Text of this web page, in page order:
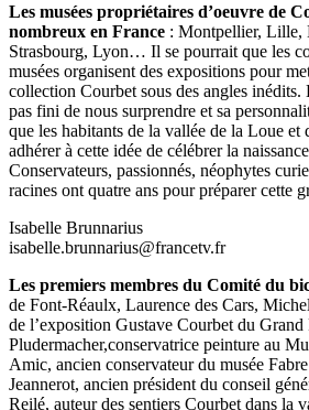
Les musées propriétaires d’oeuvre de
nombreux en France : Montpellier, Lille,
Strasbourg, Lyon… Il se pourrait que les
musées organisent des expositions pour
collection Courbet sous des angles inédits.
pas fini de nous surprendre et sa
que les habitants de la vallée de la Loue et
adhérer à cette idée de célébrer la
Conservateurs, passionnés, néophytes
racines ont quatre ans pour préparer cette
Isabelle Brunnarius
isabelle.brunnarius@francetv.fr
Les premiers membres du Comité du
de Font-Réaulx, Laurence des Cars,
de l’exposition Gustave Courbet du Grand
Pludermacher,conservatrice peinture au
Amic, ancien conservateur du musée
Jeannerot, ancien président du conseil
Reilé, auteur des sentiers Courbet dans la